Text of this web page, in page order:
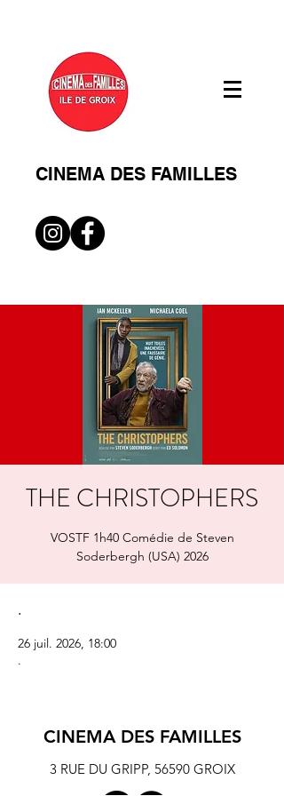
CINEMA DES FAMILLES
THE CHRISTOPHERS
VOSTF 1h40 Comédie de Steven
Soderbergh (USA) 2026
.
26 juil. 2026, 18:00
.
CINEMA DES FAMILLES
3 RUE DU GRIPP, 56590 GROIX